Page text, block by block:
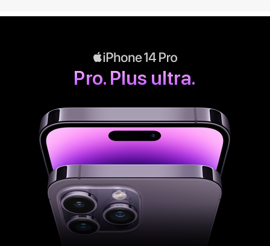
Pro. Plus ultra.